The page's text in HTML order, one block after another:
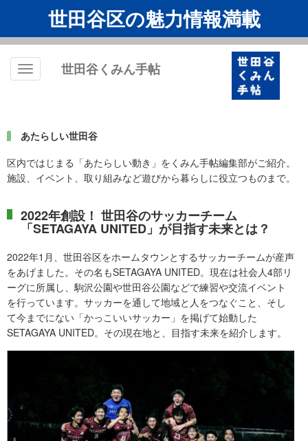
世田谷区の魅力情報満載
Toggle
世田谷くみん手帖
あたらしい世田谷
区内ではじまる「あたらしい動き」をくみん手帖編集部がご紹介。
施設、イベント、取り組みなど遊びから暮らしに役立つものまで。
2022年創設！ 世田谷のサッカーチーム
「SETAGAYA UNITED」が目指す未来とは？
2022年1月、世田谷区をホームタウンとするサッカーチームが産声
をあげました。その名もSETAGAYA UNITED。現在は社会人4部リ
ーグに所属し、駒沢公園や世田谷公園などで練習や交流イベント
を行っています。サッカーを通して地域と人をつなぐこと、そし
て今までにない「かっこいいサッカー」を掲げて始動した
SETAGAYA UNITED。その現在地と、目指す未来を紹介します。